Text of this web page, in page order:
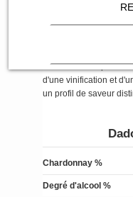
subtiles au vin sans
En résumé, le
fraîches et complexes
d'une vinification et
un profil de saveur
Chardonnay %
Degré d'alcool %